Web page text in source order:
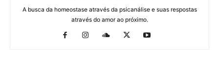
A busca da homeostase através da psicanálise e suas respostas
através do amor ao próximo.